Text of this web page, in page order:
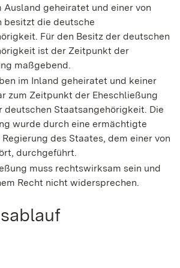
Ausland geheiratet und einer von
besitzt die deutsche
Für den Besitz der deutschen
ist der Zeitpunkt der
maßgebend.
im Inland geheiratet und keiner
zum Zeitpunkt der Eheschließung
deutschen Staatsangehörigkeit. Die
wurde durch eine ermächtigte
Regierung des Staates, dem einer von
durchgeführt.
muss rechtswirksam sein und
Recht nicht widersprechen.